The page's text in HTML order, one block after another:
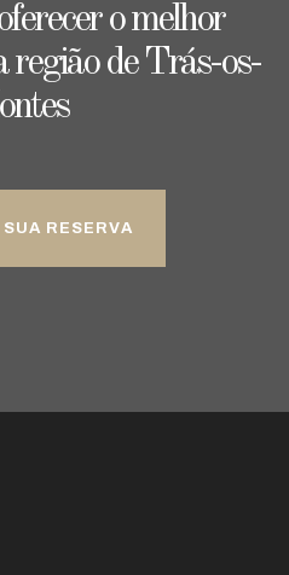
o melhor
região de Trás-os-
RESERVA